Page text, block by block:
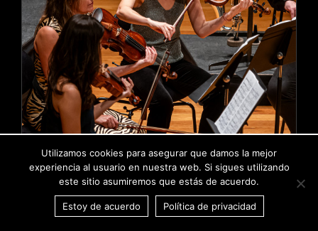
Utilizamos cookies para asegurar que damos la mejor
experiencia al usuario en nuestra web. Si sigues utilizando
este sitio asumiremos que estás de acuerdo.
Estoy de acuerdo Política de privacidad